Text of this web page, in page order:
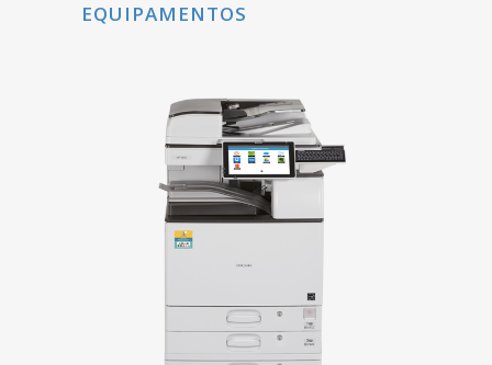
EQUIPAMENTOS